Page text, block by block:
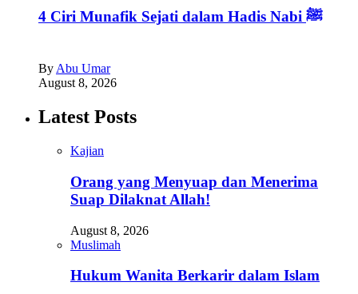
4 Ciri Munafik Sejati dalam Hadis Nabi ﷺ
ByAbu Umar
August 8, 2026
Latest Posts
Kajian
Orang yang Menyuap dan Menerima
Suap Dilaknat Allah!
August 8, 2026
Muslimah
Hukum Wanita Berkarir dalam Islam